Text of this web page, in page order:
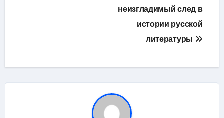
неизгладимый след в
истории русской
литературы